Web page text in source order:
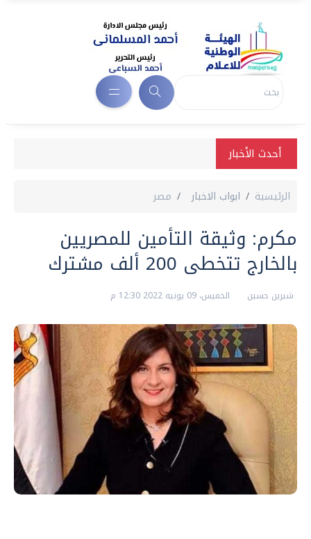
أحدث الأخبار
الرئيسية ابواب الاخبار مصر
مكرم: وثيقة التأمين للمصريين
بالخارج تتخطى 200 ألف مشترك
شيرين حسين الخميس، 09 يونيه 2022 12:30 م